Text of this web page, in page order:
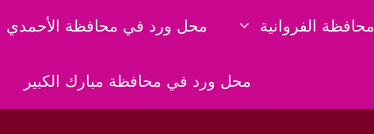
الفروانية محل ورد في محافظة الأحمدي
محل ورد في محافظة مبارك الكبير